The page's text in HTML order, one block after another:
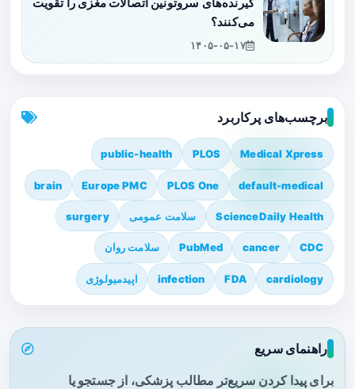
گیرنده‌های سروتونین اتصالات مغزی را تقویت
می‌کنند؟
۱۴۰۵-۰۵-۱۷
برچسب‌های پرکاربرد
Medical Xpress
PLOS
public-health
default-medical
PLOS One
Europe PMC
brain
ScienceDaily Health سلامت عمومی surgery
CDC
cancer
PubMed سلامت روان
cardiology
FDA
infection اپیدمیولوژی
راهنمای سریع
برای پیدا کردن سریع‌تر مطالب پزشکی، از جستجو یا